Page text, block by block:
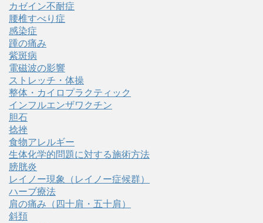
カゼイン不耐症
腰椎すべり症
感染症
踵の痛み
紫斑病
電磁波の影響
ストレッチ・体操
整体・カイロプラクティック
インフルエンザワクチン
胆石
捻挫
食物アレルギー
生体化学的問題に対する施術方法
膀胱炎
レイノー現象（レイノー症候群）
ハーブ療法
肩の痛み（四十肩・五十肩）
斜頚